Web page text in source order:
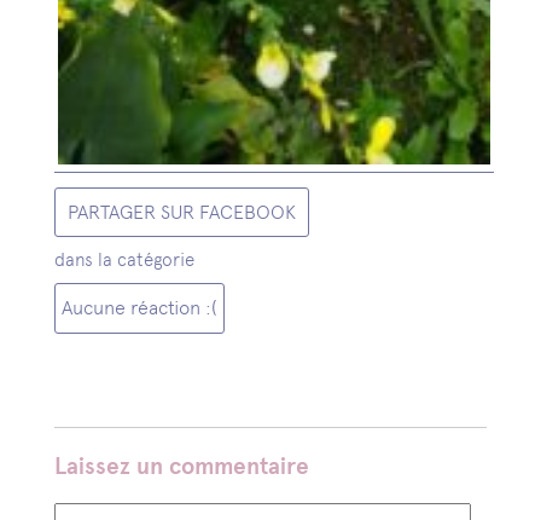
PARTAGER SUR FACEBOOK
dans la catégorie
Aucune réaction :(
Laissez un commentaire